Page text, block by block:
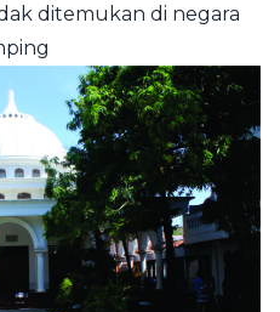
ditemukan di negara